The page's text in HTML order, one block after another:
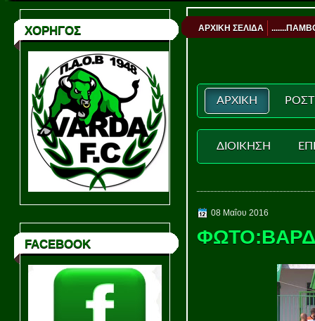
ΧΟΡΗΓΟΣ
FACEBOOK
ΑΡΧΙΚΗ ΣΕΛΙΔΑ
ΑΡΧΙΚΗ
ΔΙΟΙΚΗΣΗ
08 Μαΐου 2016